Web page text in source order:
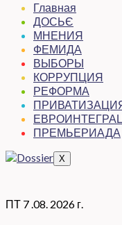
Главная
ДОСЬЄ
МНЕНИЯ
ФЕМИДА
ВЫБОРЫ
КОРРУПЦИЯ
РЕФОРМА
ПРЕМЬЕРИАДА
X
ПТ 7 .08. 2026 г.